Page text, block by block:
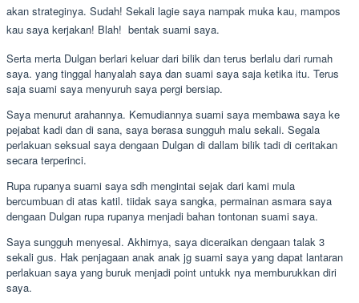
akan strateginya. Sudah! Sekali lagie saya nampak muka kau, mampos
kau saya kerjakan! Blah!  bentak suami saya.
Serta merta Dulgan berlari keluar dari bilik dan terus berlalu dari rumah
saya. yang tinggal hanyalah saya dan suami saya saja ketika itu. Terus
saja suami saya menyuruh saya pergi bersiap.
Saya menurut arahannya. Kemudiannya suami saya membawa saya ke
pejabat kadi dan di sana, saya berasa sungguh malu sekali. Segala
perlakuan seksual saya dengaan Dulgan di dallam bilik tadi di ceritakan
secara terperinci.
Rupa rupanya suami saya sdh mengintai sejak dari kami mula
bercumbuan di atas katil. tiidak saya sangka, permainan asmara saya
dengaan Dulgan rupa rupanya menjadi bahan tontonan suami saya.
Saya sungguh menyesal. Akhirnya, saya diceraikan dengaan talak 3
sekali gus. Hak penjagaan anak anak jg suami saya yang dapat lantaran
perlakuan saya yang buruk menjadi point untukk nya memburukkan diri
saya.